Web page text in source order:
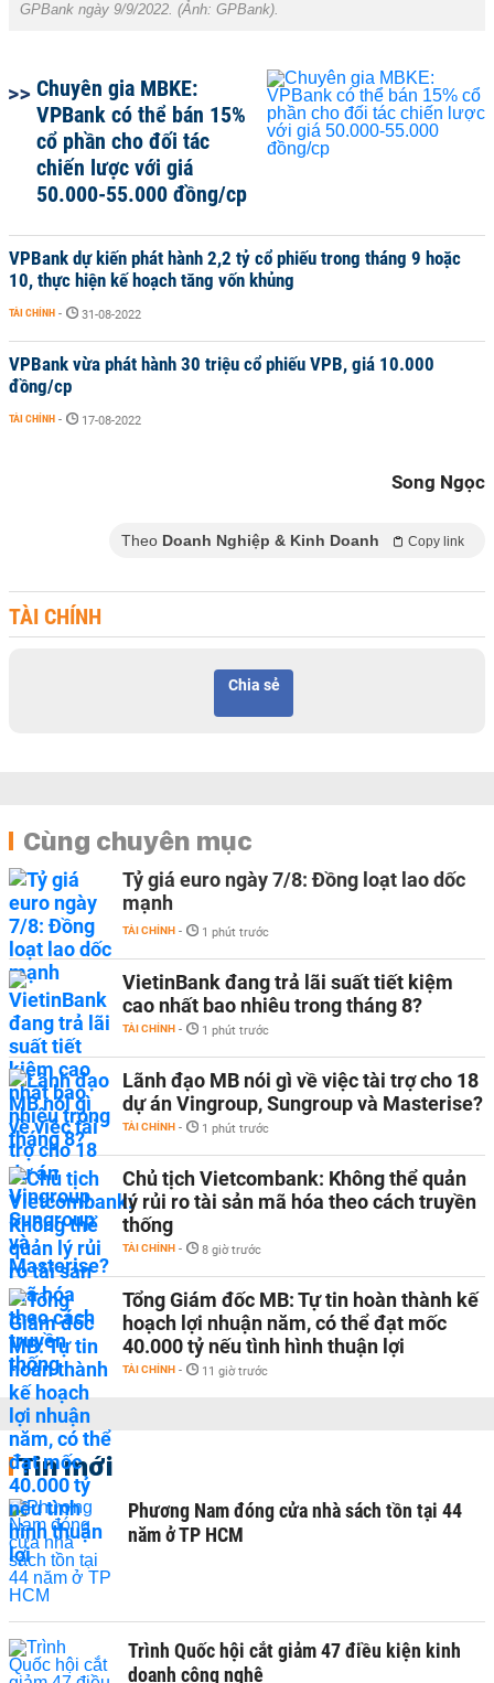
GPBank ngày 9/9/2022. (Ảnh: GPBank).
Chuyên gia MBKE:
VPBank có thể bán 15%
cổ phần cho đối tác
chiến lược với giá
50.000-55.000 đồng/cp
VPBank dự kiến phát hành 2,2 tỷ cổ phiếu trong tháng 9 hoặc
10, thực hiện kế hoạch tăng vốn khủng
TÀI CHÍNH - 31-08-2022
VPBank vừa phát hành 30 triệu cổ phiếu VPB, giá 10.000
đồng/cp
TÀI CHÍNH - 17-08-2022
Song Ngọc
Theo Doanh Nghiệp & Kinh Doanh Copy link
TÀI CHÍNH
Chia sẻ
Cùng chuyên mục
Tỷ giá euro ngày 7/8: Đồng loạt lao dốc
mạnh
TÀI CHÍNH - 1 phút trước
VietinBank đang trả lãi suất tiết kiệm
cao nhất bao nhiêu trong tháng 8?
TÀI CHÍNH - 1 phút trước
Lãnh đạo MB nói gì về việc tài trợ cho 18
dự án Vingroup, Sungroup và Masterise?
TÀI CHÍNH - 1 phút trước
Chủ tịch Vietcombank: Không thể quản
lý rủi ro tài sản mã hóa theo cách truyền
thống
TÀI CHÍNH - 8 giờ trước
Tổng Giám đốc MB: Tự tin hoàn thành kế
hoạch lợi nhuận năm, có thể đạt mốc
40.000 tỷ nếu tình hình thuận lợi
TÀI CHÍNH - 11 giờ trước
Tin mới
Phương Nam đóng cửa nhà sách tồn tại 44
năm ở TP HCM
Trình Quốc hội cắt giảm 47 điều kiện kinh
doanh công nghệ